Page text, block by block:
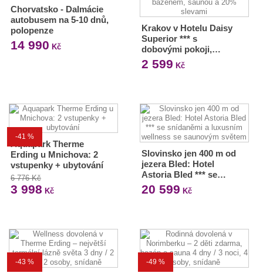
Chorvatsko - Dalmácie
autobusem na 5-10 dnů,
polopenze
14 990 Kč
Krakov v Hotelu Daisy
Superior *** s
dobovými pokoji,…
2 599 Kč
-41 %
Aquapark Therme
Erding u Mnichova: 2
vstupenky + ubytování
6 776 Kč
3 998 Kč
Slovinsko jen 400 m od
jezera Bled: Hotel
Astoria Bled *** se…
20 599 Kč
-43 % -49 %